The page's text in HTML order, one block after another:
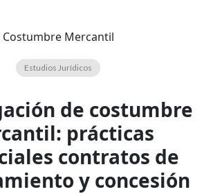
Estudios Jurídicos
de costumbre
prácticas
contratos de
y concesión